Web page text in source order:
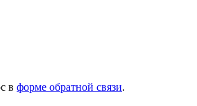
в форме обратной связи.